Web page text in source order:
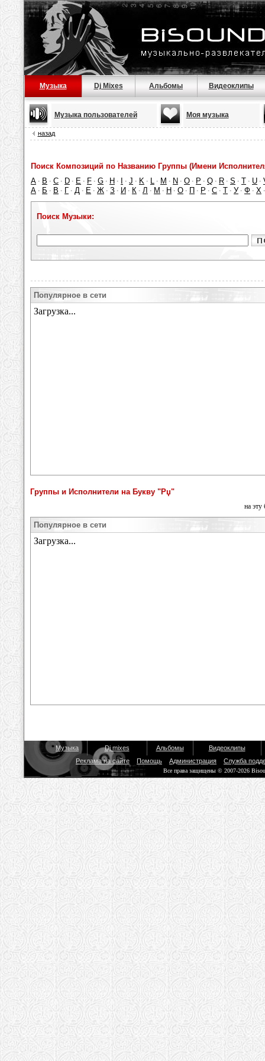
Музыка Dj Mixes Альбомы Видеоклипы
Музыка пользователей Моя музыка
назад
Поиск Композиций по Названию Группы (Имени
A · B · C · D · E · F · G · H · · J · K · L · M · N · O · P · Q · R · S · T · U ·
А · Б · В · Г · Д · Е · Ж · З · И · К · Л · М · Н · О · П · Р · С · Т · У · Ф · Х
Поиск Музыки:
Популярное в сети
Группы и Исполнители на Букву "Рџ"
на эту
Популярное в сети
Музыка Dj mixes Альбомы
Видеоклипы
Реклама на сайте
Помощь Администрация Служба
Все права защищены © 2007-2026